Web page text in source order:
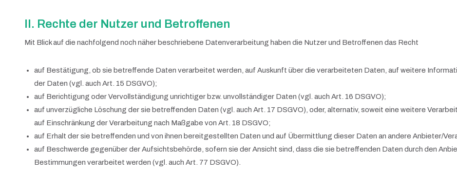
II. Rechte der Nutzer und Betroffenen
Mit Blick auf die nachfolgend noch näher beschriebene Datenverarbeitung haben die Nutzer und Betroffenen das Recht
auf Bestätigung, ob sie betreffende Daten verarbeitet werden, auf Auskunft über die verarbeiteten Daten, auf weitere
der Daten (vgl. auch Art. 15 DSGVO);
auf Berichtigung oder Vervollständigung unrichtiger bzw. unvollständiger Daten (vgl. auch Art. 16 DSGVO);
auf unverzügliche Löschung der sie betreffenden Daten (vgl. auch Art. 17 DSGVO), oder, alternativ, soweit eine weitere
auf Einschränkung der Verarbeitung nach Maßgabe von Art. 18 DSGVO;
auf Erhalt der sie betreffenden und von ihnen bereitgestellten Daten und auf Übermittlung dieser Daten an andere Anbieter/
auf Beschwerde gegenüber der Aufsichtsbehörde, sofern sie der Ansicht sind, dass die sie betreffenden Daten durch den
Bestimmungen verarbeitet werden (vgl. auch Art. 77 DSGVO).